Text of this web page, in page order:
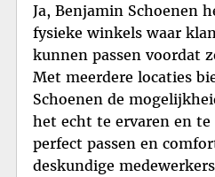
Ja, Benjamin Schoenen
fysieke winkels waar
kunnen passen voordat
Met meerdere locaties
Schoenen de
het echt te ervaren en te
perfect passen en
deskundige